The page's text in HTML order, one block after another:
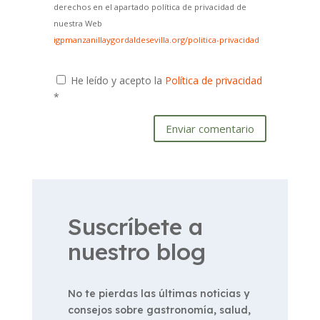
derechos en el apartado política de privacidad de
nuestra Web
igpmanzanillaygordaldesevilla.org/politica-privacidad
He leído y acepto la Política de privacidad
*
Enviar comentario
Suscríbete a
nuestro blog
No te pierdas las últimas noticias y
consejos sobre gastronomía, salud,